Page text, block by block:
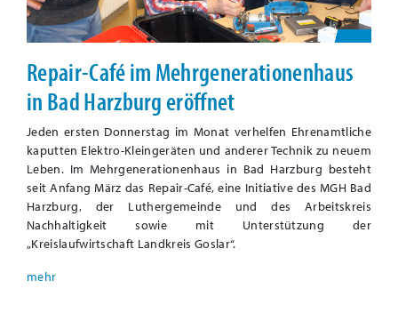
Repair-Café im Mehrgenerationenhaus
in Bad Harzburg eröffnet
Jeden ersten Donnerstag im Monat verhelfen Ehrenamtliche
kaputten Elektro-Kleingeräten und anderer Technik zu neuem
Leben. Im Mehrgenerationenhaus in Bad Harzburg besteht
seit Anfang März das Repair-Café, eine Initiative des MGH Bad
Harzburg, der Luthergemeinde und des Arbeitskreis
Nachhaltigkeit sowie mit Unterstützung der
„Kreislaufwirtschaft Landkreis Goslar“.